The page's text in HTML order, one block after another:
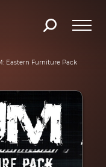
Eastern Furniture Pack